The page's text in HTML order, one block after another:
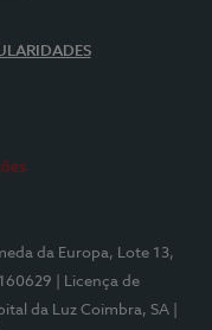
da Europa, Lote 13,
| Licença de
da Luz Coimbra, SA